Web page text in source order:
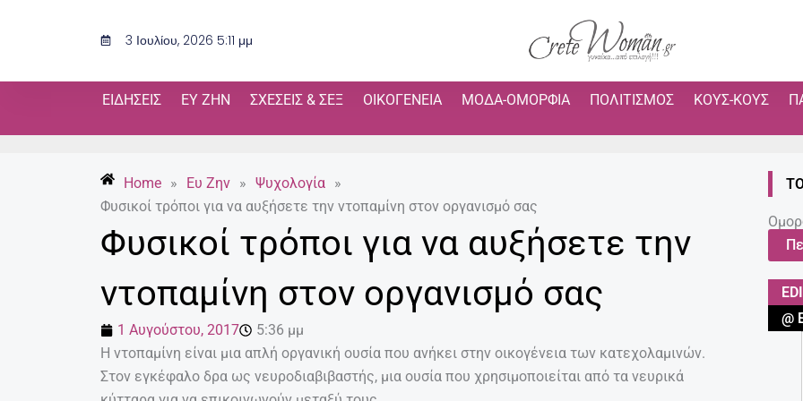
3 Ιουλίου, 2026 5:11 μμ
ΕΙΔΉΣΕΙΣ ΕΥ ΖΗΝ ΣΧΈΣΕΙΣ & ΣΕΞ ΟΙΚΟΓΈΝΕΙΑ ΜΌΔΑ-ΟΜΟΡΦΙΆ ΠΟΛΙΤΙΣΜΌΣ ΚΟΥΣ-ΚΟΥΣ
Home » Ευ Ζην » Ψυχολογία »
Φυσικοί τρόποι για να αυξήσετε την ντοπαμίνη στον οργανισμό σας
Φυσικοί τρόποι για να αυξήσετε την
ντοπαμίνη στον οργανισμό σας
1 Αυγούστου, 2017
5:36 μμ
Η ντοπαμίνη είναι μια απλή οργανική ουσία που ανήκει στην οικογένεια των κατεχολαμινών.
Στον εγκέφαλο δρα ως νευροδιαβιβαστής, μια ουσία που χρησιμοποιείται από τα νευρικά
@